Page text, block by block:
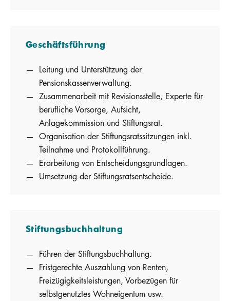
Geschäftsführung
Leitung und Unterstützung der
Pensionskassenverwaltung.
Zusammenarbeit mit Revisionsstelle, Experte für
berufliche Vorsorge, Aufsicht,
Anlagekommission und Stiftungsrat.
Organisation der Stiftungsratssitzungen inkl.
Teilnahme und Protokollführung.
Erarbeitung von Entscheidungsgrundlagen.
Umsetzung der Stiftungsratsentscheide.
Stiftungsbuchhaltung
Führen der Stiftungsbuchhaltung.
Fristgerechte Auszahlung von Renten,
Freizügigkeitsleistungen, Vorbezügen für
selbstgenutztes Wohneigentum usw.